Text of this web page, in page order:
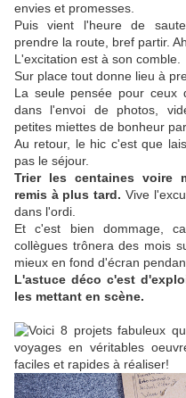
envies et promesses.
Puis vient l'heure de
prendre la route, bref partir.
L'excitation est à son comble.
Sur place tout donne lieu à
La seule pensée pour ceux
dans l'envoi de photos,
petites miettes de bonheur
Au retour, le hic c'est que
pas le séjour.
Trier les centaines voire
remis à plus tard. Vive
dans l'ordi.
Et c'est bien dommage,
collègues trônera des mois
mieux en fond d'écran
L'astuce déco c'est
les mettant en scène.